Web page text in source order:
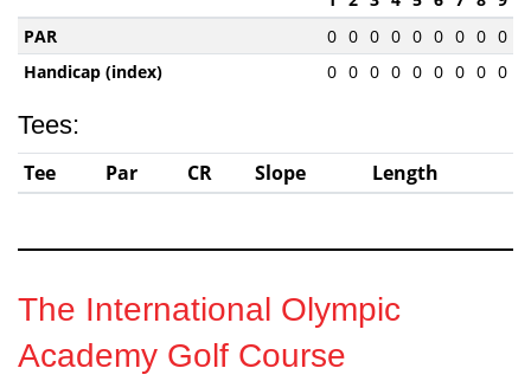
PAR
0 0 0 0 0 0 0 0 0
Handicap (index)
0 0 0 0 0 0 0 0 0
Tees:
Tee Par CR Slope Length
The International Olympic
Academy Golf Course